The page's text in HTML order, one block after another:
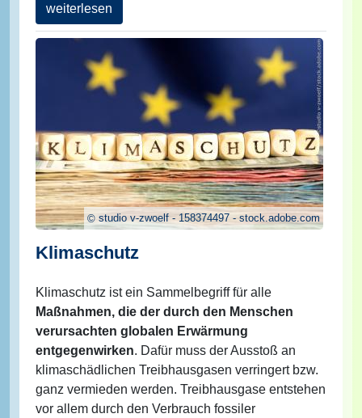
weiterlesen
studio v-zwoelf - 158374497 - stock.adobe.com
Klimaschutz
Klimaschutz ist ein Sammelbegriff für alle
Maßnahmen, die der durch den Menschen
verursachten globalen Erwärmung
entgegenwirken. Dafür muss der Ausstoß an
klimaschädlichen Treibhausgasen verringert bzw.
ganz vermieden werden. Treibhausgase entstehen
vor allem durch den Verbrauch fossiler